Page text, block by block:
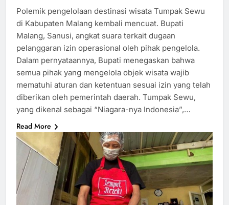
Polemik pengelolaan destinasi wisata Tumpak Sewu
di Kabupaten Malang kembali mencuat. Bupati
Malang, Sanusi, angkat suara terkait dugaan
pelanggaran izin operasional oleh pihak pengelola.
Dalam pernyataannya, Bupati menegaskan bahwa
semua pihak yang mengelola objek wisata wajib
mematuhi aturan dan ketentuan sesuai izin yang telah
diberikan oleh pemerintah daerah. Tumpak Sewu,
yang dikenal sebagai “Niagara-nya Indonesia”,…
Read More